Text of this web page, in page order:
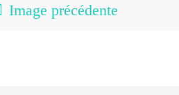
Image précédente